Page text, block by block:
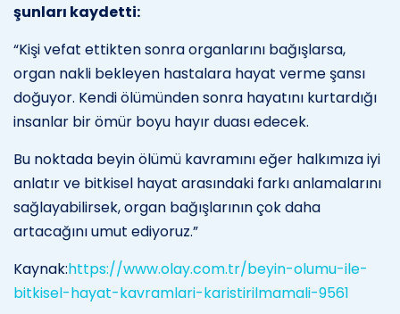
şunları kaydetti:
“Kişi vefat ettikten sonra organlarını bağışlarsa,
organ nakli bekleyen hastalara hayat verme şansı
doğuyor. Kendi ölümünden sonra hayatını kurtardığı
insanlar bir ömür boyu hayır duası edecek.
Bu noktada beyin ölümü kavramını eğer halkımıza iyi
anlatır ve bitkisel hayat arasındaki farkı anlamalarını
sağlayabilirsek, organ bağışlarının çok daha
artacağını umut ediyoruz.”
Kaynak:https://www.olay.com.tr/beyin-olumu-ile-
bitkisel-hayat-kavramlari-karistirilmamali-9561